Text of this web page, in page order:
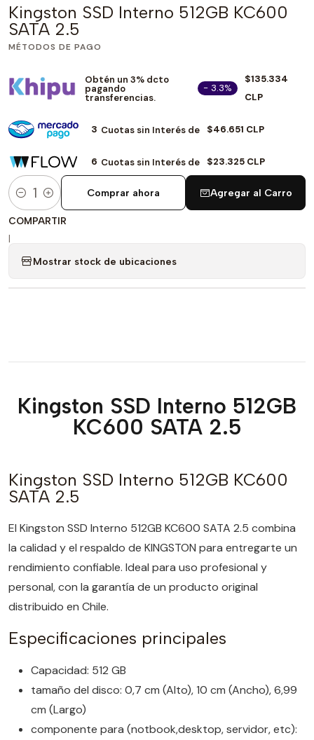
Kingston SSD Interno 512GB KC600
SATA 2.5
MÉTODOS DE PAGO
Obtén un 3% dcto
pagando
transferencias.
- 3.3%
$135.334
CLP
3 Cuotas sin Interés de $46.651 CLP
6 Cuotas sin Interés de $23.325 CLP
Cantidad
Agregar al Carro
Comprar ahora
COMPARTIR
|
Mostrar stock de ubicaciones
Kingston SSD Interno 512GB
KC600 SATA 2.5
Kingston SSD Interno 512GB KC600
SATA 2.5
El Kingston SSD Interno 512GB KC600 SATA 2.5 combina
la calidad y el respaldo de KINGSTON para entregarte un
rendimiento confiable. Ideal para uso profesional y
personal, con la garantía de un producto original
distribuido en Chile.
Especificaciones principales
Capacidad: 512 GB
tamaño del disco: 0,7 cm (Alto), 10 cm (Ancho), 6,99
cm (Largo)
componente para (notbook,desktop, servidor, etc):